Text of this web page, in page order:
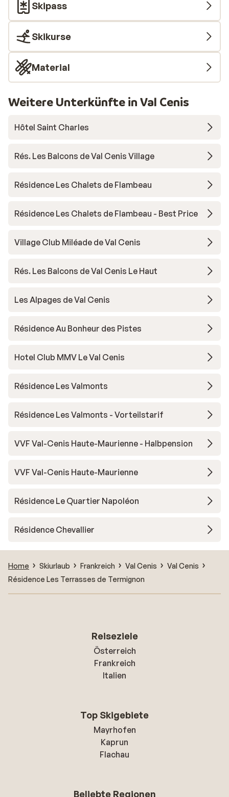
Skipass
Skikurse
Material
Weitere Unterkünfte in Val Cenis
Hôtel Saint Charles
Rés. Les Balcons de Val Cenis Village
Résidence Les Chalets de Flambeau
Résidence Les Chalets de Flambeau - Best Price
Village Club Miléade de Val Cenis
Rés. Les Balcons de Val Cenis Le Haut
Les Alpages de Val Cenis
Résidence Au Bonheur des Pistes
Hotel Club MMV Le Val Cenis
Résidence Les Valmonts
Résidence Les Valmonts - Vorteilstarif
VVF Val-Cenis Haute-Maurienne - Halbpension
VVF Val-Cenis Haute-Maurienne
Résidence Le Quartier Napoléon
Résidence Chevallier
Home Skiurlaub Frankreich Val Cenis
Val Cenis
Résidence Les Terrasses de Termignon
Reiseziele
Österreich
Frankreich
Italien
Top Skigebiete
Mayrhofen
Kaprun
Flachau
Beliebte Regionen